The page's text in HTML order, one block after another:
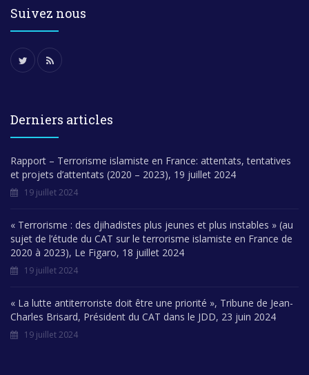
Suivez nous
Derniers articles
Rapport – Terrorisme islamiste en France: attentats, tentatives
et projets d’attentats (2020 – 2023), 19 juillet 2024
19 juillet 2024
« Terrorisme : des djihadistes plus jeunes et plus instables » (au
sujet de l’étude du CAT sur le terrorisme islamiste en France de
2020 à 2023), Le Figaro, 18 juillet 2024
19 juillet 2024
« La lutte antiterroriste doit être une priorité », Tribune de Jean-
Charles Brisard, Président du CAT dans le JDD, 23 juin 2024
19 juillet 2024